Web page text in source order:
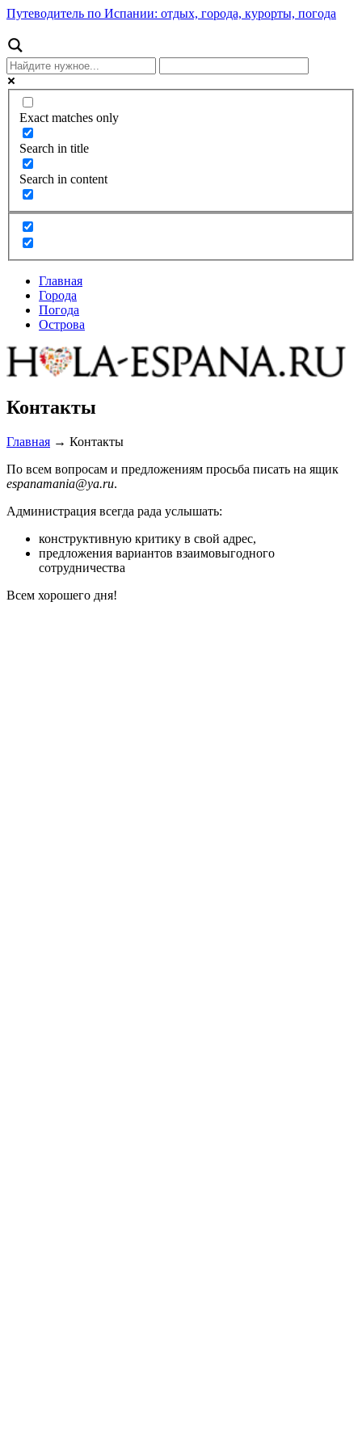
Путеводитель по Испании: отдых, города, курорты, погода
Exact matches only
Search in title
Search in content
Главная
Города
Погода
Острова
Контакты
Главная → Контакты
По всем вопросам и предложениям просьба писать на ящик
espanamania@ya.ru.
Администрация всегда рада услышать:
конструктивную критику в свой адрес,
предложения вариантов взаимовыгодного
сотрудничества
Всем хорошего дня!